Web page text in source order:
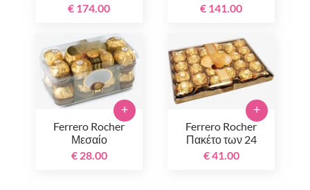
€ 174.00
€ 141.00
Ferrero Rocher
Μεσαίο
€ 28.00
+
Ferrero Rocher
Πακέτο των 24
€ 41.00
+